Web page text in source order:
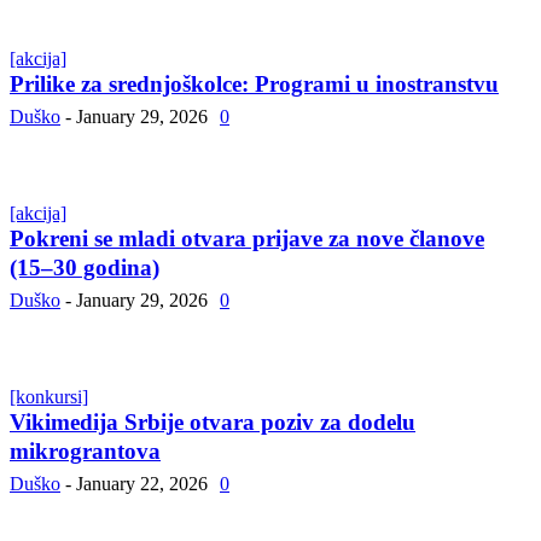
[akcija]
Prilike za srednjoškolce: Programi u inostranstvu
Duško - January 29, 2026 0
[akcija]
Pokreni se mladi otvara prijave za nove članove
(15–30 godina)
Duško - January 29, 2026 0
[konkursi]
Vikimedija Srbije otvara poziv za dodelu
mikrograntova
Duško - January 22, 2026 0